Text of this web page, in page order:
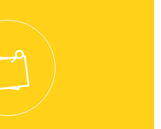
di aree in concessione ai
restituite allo Stato!
di più